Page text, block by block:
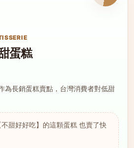
蛋糕
為長銷蛋糕賣點，台灣消費者對低甜
甜好好吃】的這顆蛋糕 也賣了快